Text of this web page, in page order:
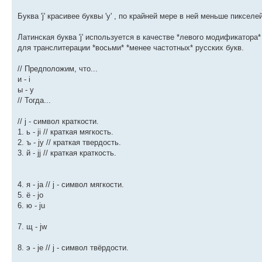
Буква 'j' красивее буквы 'y' , по крайней мере в ней меньше
Латинская буква 'j' используется в качестве *левого модификатора*
для транслитерации *восьми* *менее частотных* русских букв.
// Предположим, что...
и - i
ы - y
// Тогда...
// j - символ краткости.
1. ь - ji // краткая мягкость.
2. ъ - jy // краткая твердость.
3. й - jj // краткая краткость.
4. я - ja // j - символ мягкости.
5. ё - jo
6. ю - ju
7. щ - jw
8. э - je // j - символ твёрдости.